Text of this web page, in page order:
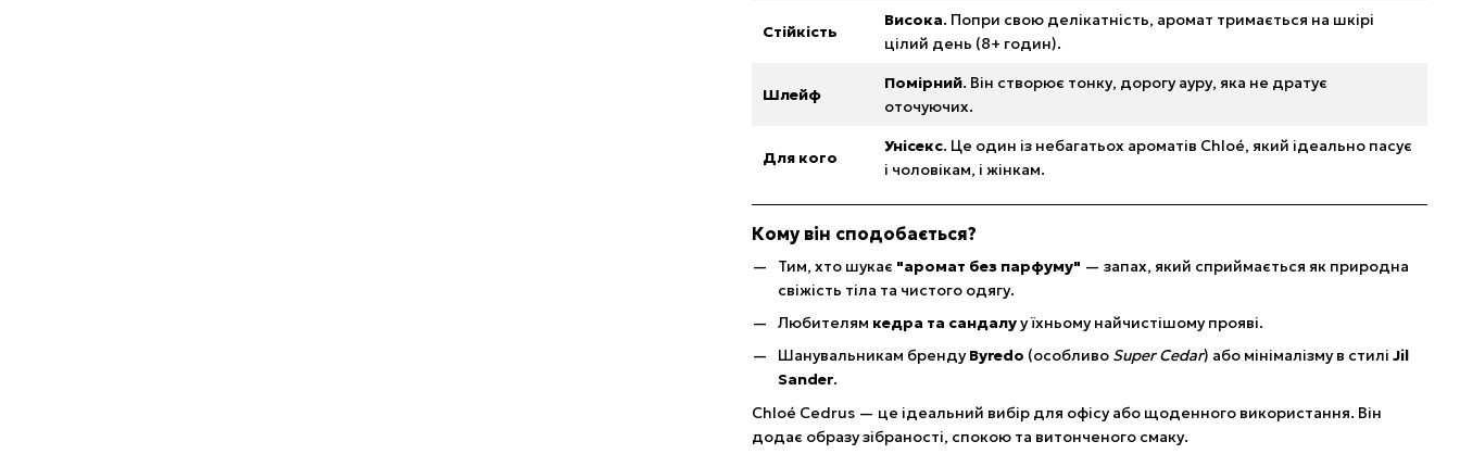
Стійкість
Висока. Попри свою делікатність, аромат тримається на шкірі
цілий день (8+ годин).
Шлейф
Помірний. Він створює тонку, дорогу ауру, яка не дратує
оточуючих.
Для кого
Унісекс. Це один із небагатьох ароматів Chloé, який ідеально пасує
і чоловікам, і жінкам.
Кому він сподобається?
Тим, хто шукає "аромат без парфуму" — запах, який сприймається як природна
свіжість тіла та чистого одягу.
Любителям кедра та сандалуу їхньому найчистішому прояві.
Шанувальникам брендуByredo (особливо Super Cedar) або мінімалізму в стилі Jil
Sander.
Chloé Cedrus — це ідеальний вибір для офісу або щоденного використання. Він
додає образу зібраності, спокою та витонченого смаку.